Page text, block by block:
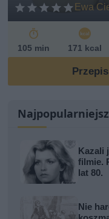
Ewa
105 min 171 kcal
Kazali
filmie.
lat 80.
Nie